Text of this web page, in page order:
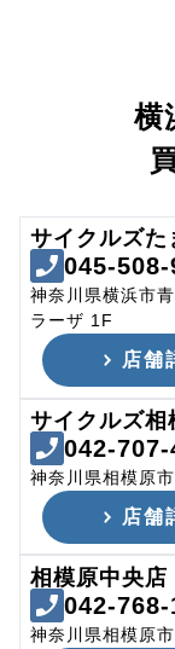
横
サイクルズた
045-508-
神奈川県横浜市
ラーザ 1F
店舗
サイクルズ相
042-707-
神奈川県相模原
店舗
相模原中央店
042-768-
神奈川県相模原